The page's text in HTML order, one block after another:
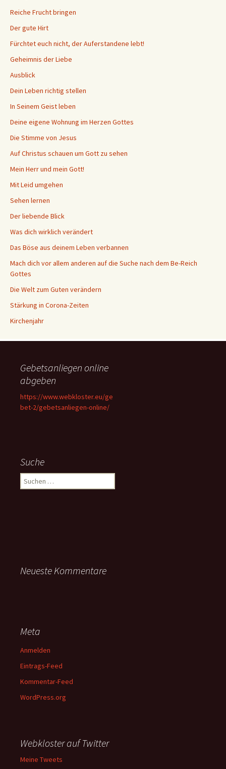
Reiche Frucht bringen
Der gute Hirt
Fürchtet euch nicht, der Auferstandene lebt!
Geheimnis der Liebe
Ausblick
Dein Leben richtig stellen
In Seinem Geist leben
Deine eigene Wohnung im Herzen Gottes
Die Stimme von Jesus
Auf Christus schauen um Gott zu sehen
Mein Herr und mein Gott!
Mit Leid umgehen
Sehen lernen
Der liebende Blick
Was dich wirklich verändert
Das Böse aus deinem Leben verbannen
Mach dich vor allem anderen auf die Suche nach dem Be-Reich
Gottes
Die Welt zum Guten verändern
Stärkung in Corona-Zeiten
Kirchenjahr
Gebetsanliegen online
abgeben
https://www.webkloster.eu/ge
bet-2/gebetsanliegen-online/
Suche
Suchen
nach:
Neueste Kommentare
Meta
Anmelden
Eintrags-Feed
Kommentar-Feed
WordPress.org
Webkloster auf Twitter
Meine Tweets